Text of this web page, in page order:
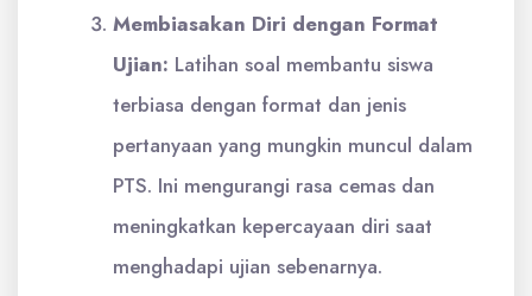
Membiasakan Diri dengan Format
Ujian: Latihan soal membantu siswa
terbiasa dengan format dan jenis
pertanyaan yang mungkin muncul dalam
PTS. Ini mengurangi rasa cemas dan
meningkatkan kepercayaan diri saat
menghadapi ujian sebenarnya.